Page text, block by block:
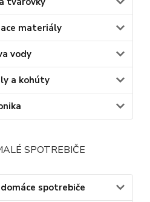
materiály
vody
a kohúty
SPOTREBIČE
spotrebiče